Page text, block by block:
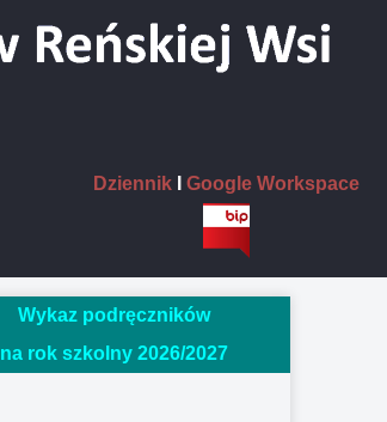
Dziennik Google Workspace
Wykaz podręczników
na rok szkolny 2026/2027